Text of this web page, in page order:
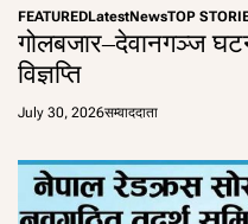
FEATUREDLatestNewsTOP
गोलबजार–देवानगञ्ज
विज्ञप्ति
July 30, 2026सम्वाददाता